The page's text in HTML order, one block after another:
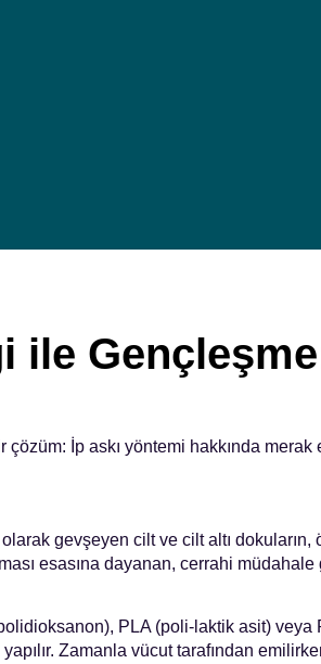
ile
İp askı yöntemi hakkında
gevşeyen cilt ve cilt altı
esasına dayanan, cerrahi
PLA (poli-laktik asit) veya
Zamanla vücut tarafından